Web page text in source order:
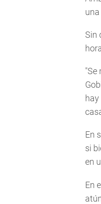
Sin
"Se
En
si
en
En